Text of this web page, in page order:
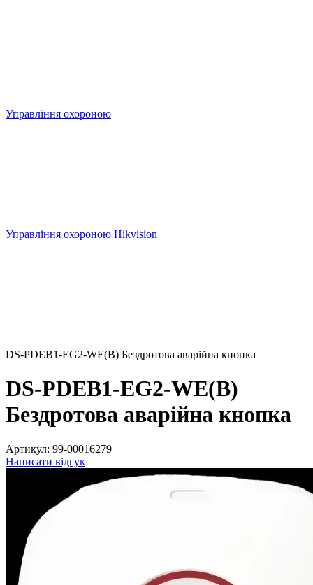
Управління охороною
Управління охороною Hikvision
DS-PDEB1-EG2-WE(B) Бездротова аварійна кнопка
DS-PDEB1-EG2-WE(B)
Бездротова аварійна кнопка
Артикул: 99-00016279
Написати відгук